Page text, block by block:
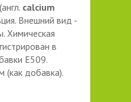
(англ. calcium
Внешний вид -
Химическая
в
E509.
(как добавка).